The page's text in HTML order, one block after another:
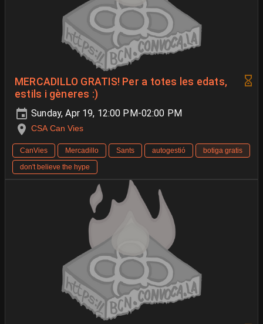
MERCADILLO GRATIS! Per a totes les edats,
estils i gèneres :)
Sunday, Apr 19, 12:00 PM-02:00 PM
CSA Can Vies
CanVies Mercadillo Sants autogestió
botiga gratis
don't believe the hype